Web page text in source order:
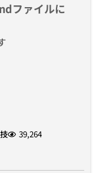
ファイルに
39,264